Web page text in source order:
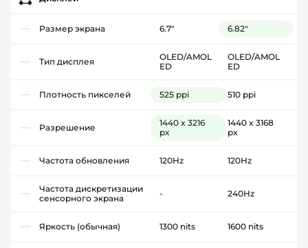
Размер экрана 6.7" 6.82"
Тип дисплея
OLED/AMOL
ED
OLED/AMOL
ED
Плотность пикселей 525 ppi 510 ppi
Разрешение
1440 x 3216
px
1440 x 3168
px
Частота обновления 120Hz 120Hz
Частота дискретизации
сенсорного экрана
- 240Hz
Яркость (обычная) 1300 nits 1600 nits